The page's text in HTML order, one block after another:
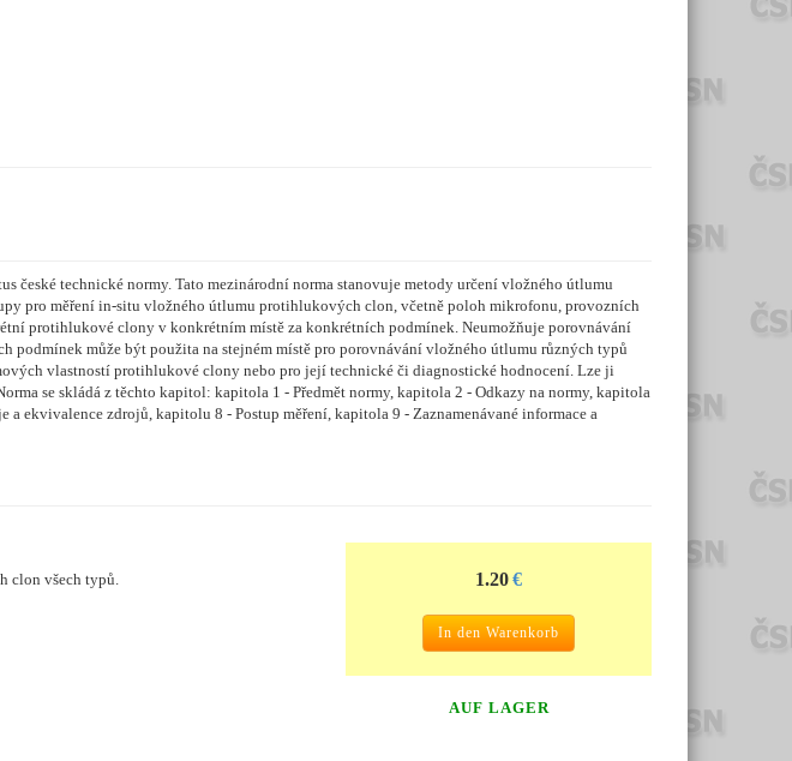
české technické normy. Tato mezinárodní norma stanovuje metody určení vložného útlumu
pro měření in-situ vložného útlumu protihlukových clon, včetně poloh mikrofonu, provozních
protihlukové clony v konkrétním místě za konkrétních podmínek. Neumožňuje porovnávání
může být použita na stejném místě pro porovnávání vložného útlumu různých typů
vlastností protihlukové clony nebo pro její technické či diagnostické hodnocení. Lze ji
se skládá z těchto kapitol: kapitola 1 - Předmět normy, kapitola 2 - Odkazy na normy, kapitola
ekvivalence zdrojů, kapitolu 8 - Postup měření, kapitola 9 - Zaznamenávané informace a
clon všech typů.
1.20€
In den Warenkorb
AUF LAGER